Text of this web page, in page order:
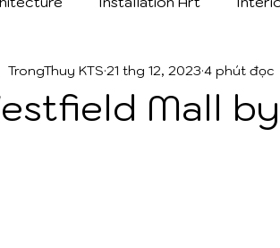
Concept
Mall
TrongThuy KTS 21 thg 12, 2023 4 phút đọc